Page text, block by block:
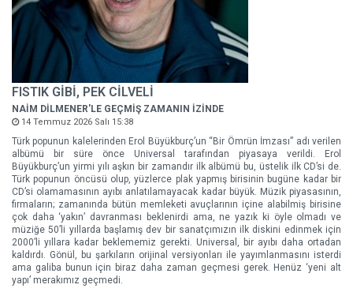
FISTIK GİBİ, PEK CİLVELİ
NAİM DİLMENER'LE GEÇMİŞ ZAMANIN İZİNDE
14 Temmuz 2026 Salı 15:38
Türk popunun kalelerinden Erol Büyükburç’un “Bir Ömrün İmzası” adı verilen
albümü bir süre önce Universal tarafından piyasaya verildi. Erol
Büyükburç’un yirmi yılı aşkın bir zamandır ilk albümü bu, üstelik ilk CD’si de.
Türk popunun öncüsü olup, yüzlerce plak yapmış birisinin bugüne kadar bir
CD’si olamamasının ayıbı anlatılamayacak kadar büyük. Müzik piyasasının,
firmaların; zamanında bütün memleketi avuçlarının içine alabilmiş birisine
çok daha ‘yakın’ davranması beklenirdi ama, ne yazık ki öyle olmadı ve
müziğe 50’li yıllarda başlamış dev bir sanatçımızın ilk diskini edinmek için
2000’li yıllara kadar beklememiz gerekti. Universal, bir ayıbı daha ortadan
kaldırdı. Gönül, bu şarkıların orijinal versiyonları ile yayımlanmasını isterdi
ama galiba bunun için biraz daha zaman geçmesi gerek. Henüz ‘yeni alt
yapı’ merakımız geçmedi.